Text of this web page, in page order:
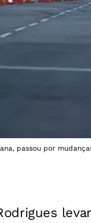
passou por